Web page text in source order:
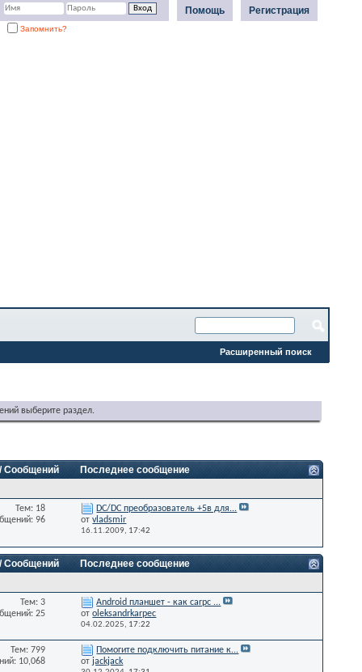
Регистрация
Помощь
Запомнить?
Расширенный поиск
выберите раздел.
Сообщений
Последнее сообщение
Тем: 18
96
DC/DC преобразователь +5в для...
отvladsmir
16.11.2009, 17:42
Сообщений
Последнее сообщение
Тем: 3
25
Android планшет - как carpc ...
отoleksandrkarpec
04.02.2025, 17:22
Тем: 799
10,068
Помогите подключить питание к...
от jackjack